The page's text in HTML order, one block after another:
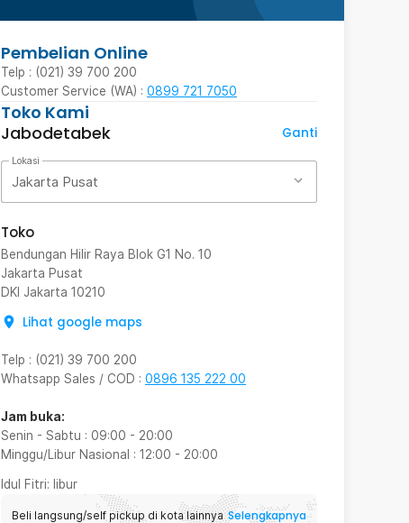
Pembelian Online
Telp : (021) 39 700 200
Customer Service (WA) : 0899 721 7050
Toko Kami
Jabodetabek
Ganti
Lokasi
Jakarta Pusat
Toko
Bendungan Hilir Raya Blok G1 No. 10
Jakarta Pusat
DKI Jakarta 10210
Lihat google maps
Telp : (021) 39 700 200
Whatsapp Sales / COD : 0896 135 222 00
Jam buka:
Senin - Sabtu : 09:00 - 20:00
Minggu/Libur Nasional : 12:00 - 20:00
Idul Fitri: libur
Beli langsung/self pickup di kota lainnya Selengkapnya